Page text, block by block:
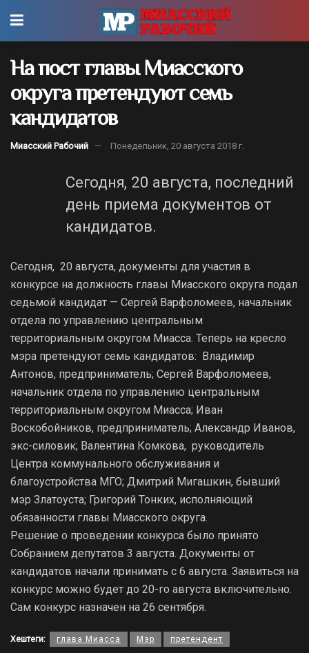
На пост главы Миасского
округа претендуют семь
кандидатов
Миасский Рабочий Понедельник, 20 августа 2018 г.
Сегодня, 20 августа, последний
день приема документов от
кандидатов.
Сегодня, 20 августа, документы для участия в
конкурсе на должность главы Миасского округа подал
седьмой кандидат — Сергей Варфоломеев, начальник
отдела по управлению центральным
территориальным округом Миасса. Теперь на кресло
мэра претендуют семь кандидатов: Владимир
Антонов, предприниматель; Сергей Варфоломеев,
начальник отдела по управлению центральным
территориальным округом Миасса; Иван
Воскобойников, предприниматель; Александр Иванов,
экс-силовик; Валентина Комкова, руководитель
Центра коммунального обслуживания и
благоустройства МГО; Дмитрий Мигашкин, бывший
мэр Златоуста; Григорий Тонких, исполняющий
обязанности главы Миасского округа.
Решение о проведении конкурса было принято
Собранием депутатов 3 августа. Документы от
кандидатов начали принимать с 6 августа. Заявиться на
конкурс можно будет до 20-го августа включительно.
Сам конкурс назначен на 26 сентября.
Хештеги: глава Миасса Мэр претендент